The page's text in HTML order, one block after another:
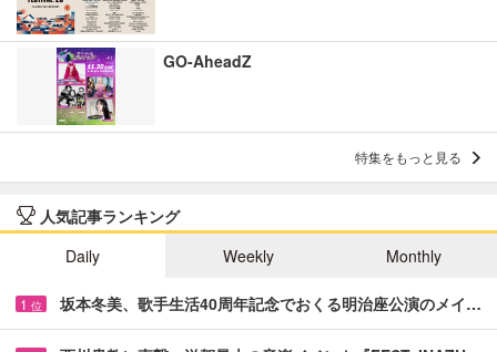
GO-AheadZ
特集をもっと見る
人気記事ランキング
Daily
Weekly Monthly
1 位 坂本冬美、歌手生活40周年記念でおくる明治座公演のメイ…